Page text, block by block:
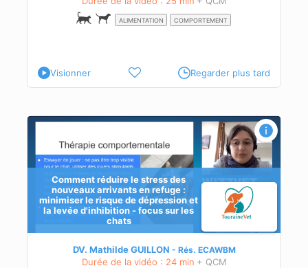
ALIMENTATION COMPORTEMENT
Visionner Regarder plus tard
Comment réduire le stress des
nouveaux arrivants en refuge :
minimiser le risque de dépression et
la levée d'inhibition - focus sur les
chats
DV. Mathilde GUILLON Rés. ECAWBM
Durée de la vidéo : 24 min + QCM